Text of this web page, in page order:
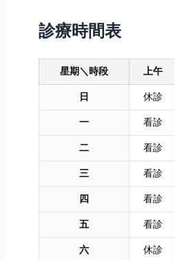
診療時間表
星期＼時段 上午
日
休診
一
看診
二
看診
三
看診
四
看診
五
看診
六
休診